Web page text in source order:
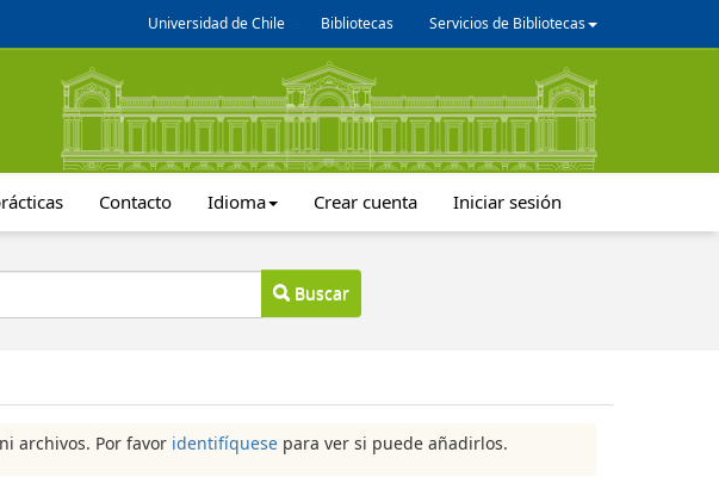
Universidad de Chile Bibliotecas Servicios de Bibliotecas
Contacto Idioma Crear cuenta Iniciar sesión
Buscar
archivos. Por favor identifíquese para ver si puede añadirlos.